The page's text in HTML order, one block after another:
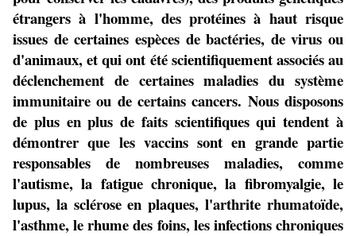
étrangers à l'homme, des protéines à haut risque
issues de certaines espèces de bactéries, de virus ou
d'animaux, et qui ont été scientifiquement associés au
déclenchement de certaines maladies du système
immunitaire ou de certains cancers. Nous disposons
de plus en plus de faits scientifiques qui tendent à
démontrer que les vaccins sont en grande partie
responsables de nombreuses maladies, comme
l'autisme, la fatigue chronique, la fibromyalgie, le
lupus, la sclérose en plaques, l'arthrite rhumatoïde,
l'asthme, le rhume des foins, les infections chroniques